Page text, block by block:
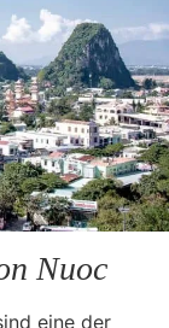
Nuoc
eine der